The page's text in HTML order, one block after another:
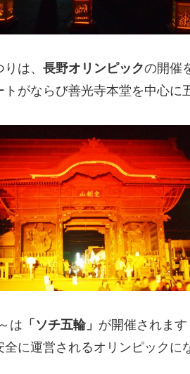
は、 長野オリンピックの開催
トがならび善光寺本堂を中心に
は 「ソチ五輪」 が開催されま
全に運営されるオリンピックに